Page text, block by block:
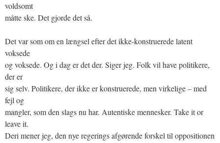
voldsomt
måtte ske. Det gjorde det så.
Det var som om en længsel efter det ikke-konstruerede latent
voksede
og voksede. Og i dag er det der. Siger jeg. Folk vil have politikere,
der er
sig selv. Politikere, der ikke er konstruerede, men virkelige – med
fejl og
mangler, som den slags nu har. Autentiske mennesker. Take it or
leave it.
Deri mener jeg, den nye regerings afgørende forskel til oppositionen